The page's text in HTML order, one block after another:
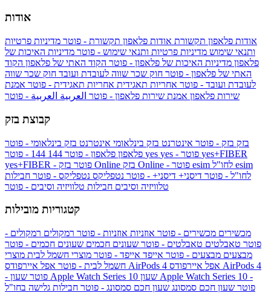
אודות
אודות פלאפון תקשורת אודות פלאפון תקשורת - פוטר מדיניות פרטיות
ותנאי שימוש מדיניות פרטיות ותנאי שימוש - פוטר מדיניות האיכות של
פלאפון מדיניות האיכות של פלאפון - פוטר הקוד האתי של פלאפון הקוד
האתי של פלאפון - פוטר חוק שכר שווה לעובדת ועובד חוק שכר שווה
לעובדת ועובד - פוטר אחריות תאגידית אחריות תאגידית - פוטר אמנת
שירות פלאפון אמנת שירות פלאפון - פוטר العربية العربية - פוטר
קבוצת בזק
בזק בזק - פוטר אינטרנט בזק בינלאומי אינטרנט בזק בינלאומי - פוטר
פלאפון פלאפון - פוטר 144 yes
yes+FIBER
yes+FIBER - פוטר בזק Online
esim
לחו"ל - פוטר דיסני+ דיסני+ - פוטר נטפליקס נטפליקס - פוטר חבילות
טלוויזיה וסיבים חבילות טלוויזיה וסיבים - פוטר
קטגוריות מובילות
מכשירים מכשירים - פוטר אוזניות אוזניות - פוטר רמקולים רמקולים -
פוטר טאבלטים טאבלטים - פוטר שעונים חכמים שעונים חכמים - פוטר
מבצעים מבצעים - פוטר אייפד אייפד - פוטר מוצרי חשמל לבית מוצרי
חשמל לבית - פוטר אפל איירפודס AirPods 4 אפל איירפודס AirPods 4
- פוטר שעון Apple Watch Series 10 שעון Apple Watch Series 10 -
פוטר שעון חכם סמסונג שעון חכם סמסונג - פוטר חבילות גלישה בחו"ל